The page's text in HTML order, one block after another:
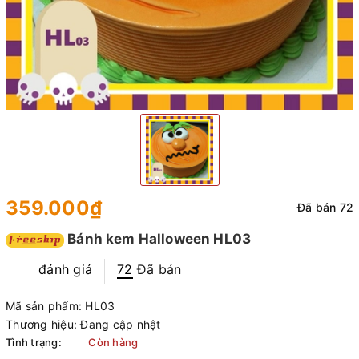
359.000₫ Đã bán 72
Bánh kem Halloween HL03
đánh giá
72 Đã bán
Mã sản phẩm: HL03
Thương hiệu: Đang cập nhật
Tình trạng: Còn hàng